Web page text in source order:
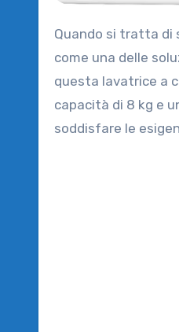
Quando si tratta
come una delle
questa lavatrice a
capacità di 8 kg e
soddisfare le